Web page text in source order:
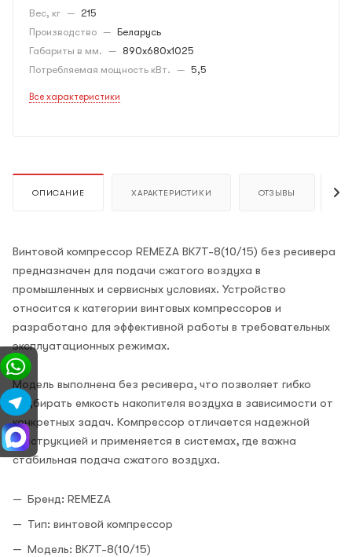
Вес, кг — 215
Производство — Беларусь
Габариты в мм. — 890х680х1025
Потребляемая мощность кВт. — 5,5
Все характеристики
ОПИСАНИЕ ХАРАКТЕРИСТИКИ ОТЗЫВЫ
Винтовой компрессор REMEZA ВК7Т-8(10/15) без ресивера
предназначен для подачи сжатого воздуха в
промышленных и сервисных условиях. Устройство
относится к категории винтовых компрессоров и
разработано для эффективной работы в требовательных
эксплуатационных режимах.
Модель выполнена без ресивера, что позволяет гибко
подбирать емкость накопителя воздуха в зависимости от
конкретных задач. Компрессор отличается надежной
конструкцией и применяется в системах, где важна
стабильная подача сжатого воздуха.
Бренд: REMEZA
Тип: винтовой компрессор
Модель: ВК7Т-8(10/15)